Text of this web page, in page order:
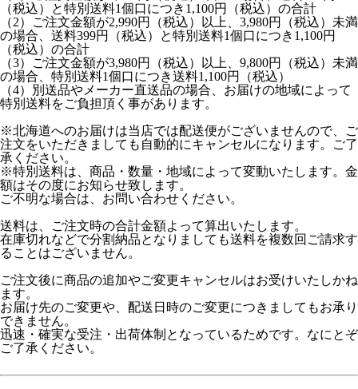
（税込）と特別送料1個口につき1,100円（税込）の合計
（2）ご注文金額が2,990円（税込）以上、3,980円（税込）未満
の場合、送料399円（税込）と特別送料1個口につき1,100円
（税込）の合計
（3）ご注文金額が3,980円（税込）以上、9,800円（税込）未満
の場合、特別送料1個口につき送料1,100円（税込）
（4）別送品やメーカー直送品の場合、お届けの地域によって
特別送料をご負担頂く事があります。
※北海道へのお届けは当店では配送便がございませんので、ご
注文をいただきましても自動的にキャンセルになります。ご了
承ください。
※特別送料は、商品・数量・地域によって変動いたします。金
額はその度にお知らせ致します。
ご不明な場合は、お問い合わせください。
送料は、ご注文時の合計金額よって算出いたします。
在庫切れなどで分割納品となりましても送料を複数回ご請求す
ることはございません。
ご注文後に商品の追加やご変更キャンセルはお受けいたしかね
ます。
お届け先のご変更や、配送日時のご変更につきましてもお承り
できません。
迅速・確実な受注・出荷体制となっているためです。なにとぞ
ご了承ください。